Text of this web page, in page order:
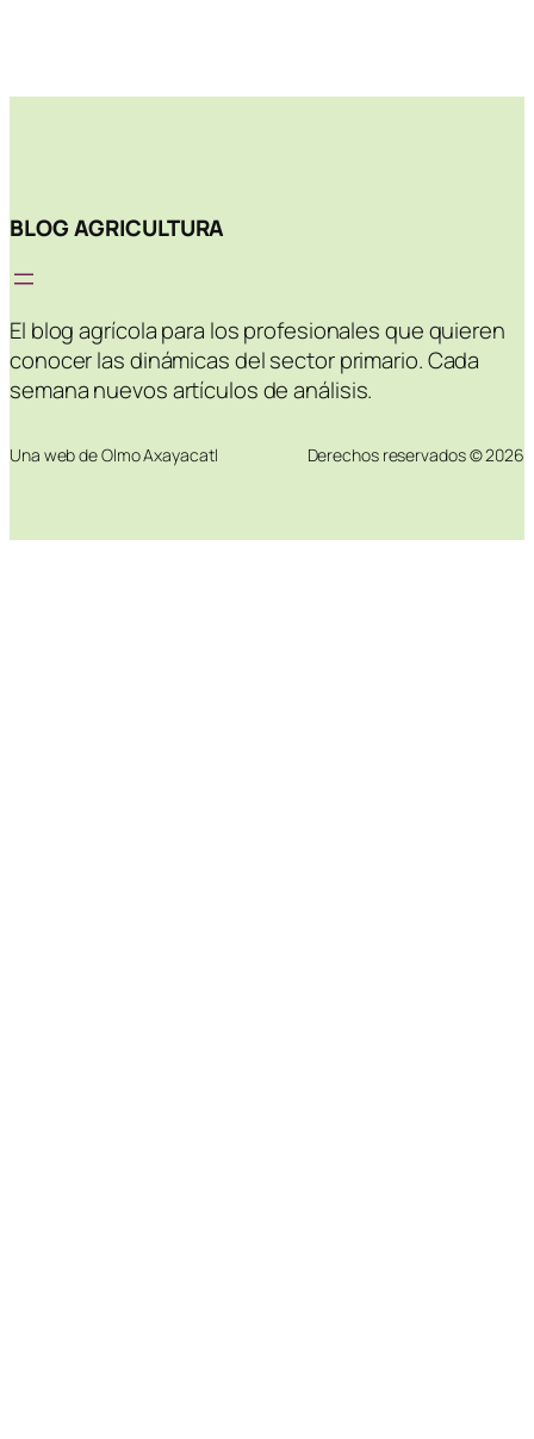
BLOG AGRICULTURA
El blog agrícola para los profesionales que quieren
conocer las dinámicas del sector primario. Cada
semana nuevos artículos de análisis.
Una web de Olmo Axayacatl Derechos reservados © 2026